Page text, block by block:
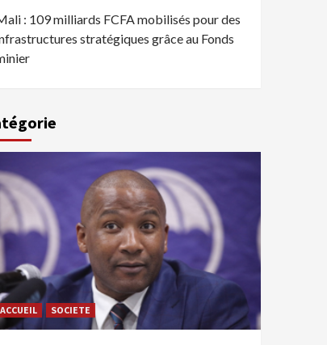
: 109 milliards FCFA mobilisés pour des
stratégiques grâce au Fonds
ACCUEIL SOCIETE